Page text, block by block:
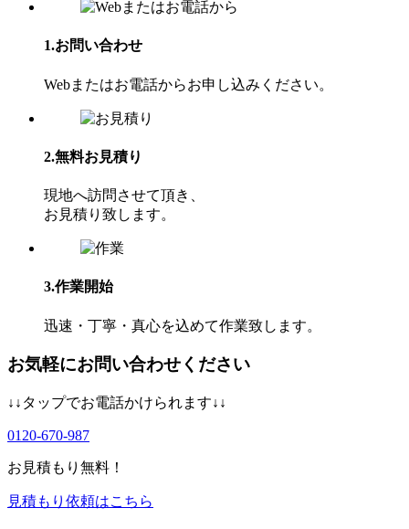
1.お問い合わせ
Webまたはお電話からお申し込みください。
2.無料お見積り
現地へ訪問させて頂き、
お⾒積り致します。
3.作業開始
迅速・丁寧・真心を込めて作業致します。
お気軽にお問い合わせください
↓↓タップでお電話かけられます↓↓
0120-670-987
お見積もり無料！
見積もり依頼はこちら